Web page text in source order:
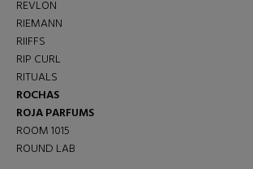
REVLON
RIEMANN
RIIFFS
RIP CURL
RITUALS
ROCHAS
ROJA PARFUMS
ROOM 1015
ROUND LAB